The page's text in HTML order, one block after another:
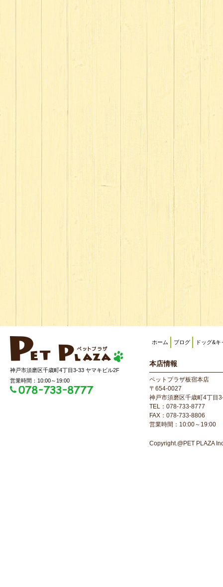
神戸市須磨区千歳町4丁目3-33 ヤマキビル2F
営業時間：10:00～19:00
ホーム ブログ ドッグ&キ
本店情報
ペットプラザ板宿本店
〒654-0027
神戸市須磨区千歳町4丁目
TEL：078-733-8777
FAX：078-733-8806
営業時間：10:00～19:00
Copyright.@PET PLAZA